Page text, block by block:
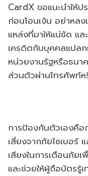
CardX ขอแนะนำให้
ก่อนโอนเงิน อย่าหล
แหล่งที่มาให้แน่ชัด แ
เครดิตกับบุคคลแปลก
หน่วยงานรัฐหรือธนา
ส่วนตัวผ่านโทรศัพท์
การป้องกันตัวเองคื
เสี่ยงจากภัยไซเบอร์
เสียงในการเตือนภัย
และช่วยให้ผู้ถือบัตรรู้